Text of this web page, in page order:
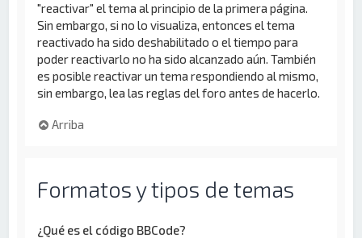
"reactivar" el tema al principio de la primera página.
Sin embargo, si no lo visualiza, entonces el tema
reactivado ha sido deshabilitado o el tiempo para
poder reactivarlo no ha sido alcanzado aún. También
es posible reactivar un tema respondiendo al mismo,
sin embargo, lea las reglas del foro antes de hacerlo.
Arriba
Formatos y tipos de temas
¿Qué es el código BBCode?